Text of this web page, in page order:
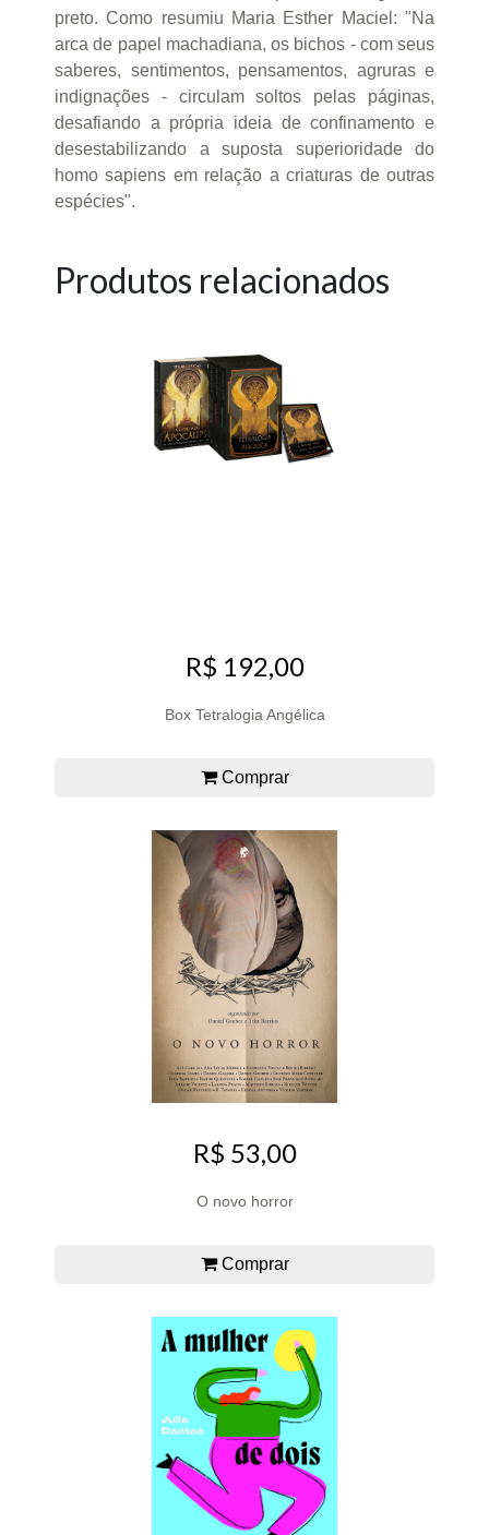
preto. Como resumiu Maria Esther Maciel: "Na
arca de papel machadiana, os bichos - com seus
saberes, sentimentos, pensamentos, agruras e
indignações - circulam soltos pelas páginas,
desafiando a própria ideia de confinamento e
desestabilizando a suposta superioridade do
homo sapiens em relação a criaturas de outras
espécies".
Produtos relacionados
R$ 192,00
Box Tetralogia Angélica
Comprar
R$ 53,00
O novo horror
Comprar